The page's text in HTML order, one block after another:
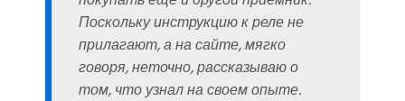
Поскольку инструкцию к реле не
прилагают, а на сайте, мягко
говоря, неточно, рассказываю о
том, что узнал на своем опыте.